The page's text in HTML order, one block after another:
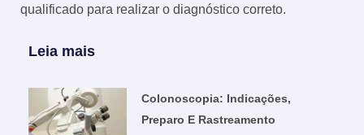
qualificado para realizar o diagnóstico correto.
Leia mais
Colonoscopia: Indicações,
Preparo E Rastreamento